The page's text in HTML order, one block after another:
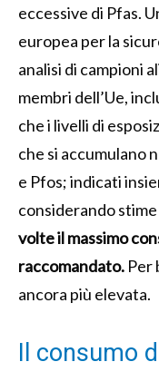
eccessive di Pfas.
europea per la
analisi di campioni
membri dell’Ue,
che i livelli di
che si accumulano
e Pfos; indicati
considerando
volte il massimo
raccomandato. Per
ancora più elevata.
Il consumo